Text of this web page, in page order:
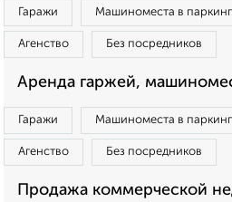
Гаражи Машиноместа в
Агенство Без посредников
Аренда гаржей,
Гаражи Машиноместа в
Агенство Без посредников
Продажа коммерческой